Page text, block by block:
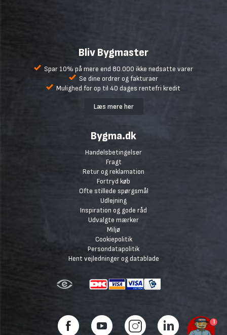
Bliv Bygmaster
Spar 10% på mere end 80.000 ikke nedsatte varer
Se dine ordrer og fakturaer
Mulighed for op til 40 dages rentefri kredit
Læs mere her
Bygma.dk
Handelsbetingelser
Fragt
Retur og reklamation
Fortryd køb
Ofte stillede spørgsmål
Udlejning
Inspiration og gode råd
Udvalgte mærker
Miljø
Cookiepolitik
Persondatapolitik
Hent vejledninger og datablade
1